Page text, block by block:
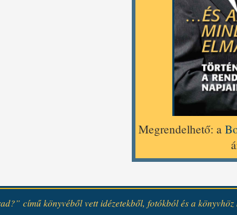
Megrendelhető: a
című könyvéből vett idézetekből, fotókból és a